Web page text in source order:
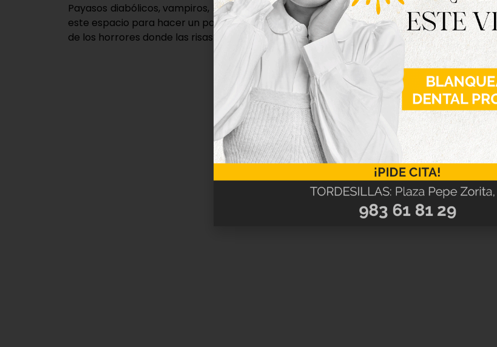
Payasos diabólicos, vampiros, hombres lobo, brujas, y seres del más allá se han citado en
este espacio para hacer un parón en su recorrido del terror y disfrutar de su propia fiesta
de los horrores donde las risas y el disfrute han sido la tónica principal.